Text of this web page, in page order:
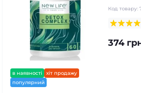
в наявності
хіт продажу
популярний
Код товару:
374